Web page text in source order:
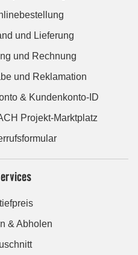
und Lieferung
und Rechnung
und Reklamation
& Kundenkonto-ID
Projekt-Marktplatz
& Abholen